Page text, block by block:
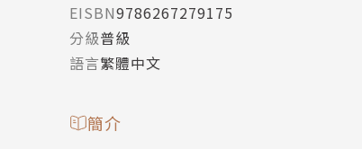
EISBN9786267279175
分級普級
語言繁體中文
簡介